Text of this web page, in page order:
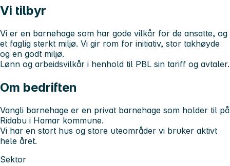
Vi tilbyr
Vi er en barnehage som har gode vilkår for de ansatte, og
et faglig sterkt miljø. Vi gir rom for initiativ, stor takhøyde
og en godt miljø.
Lønn og arbeidsvilkår i henhold til PBL sin tariff og avtaler.
Om bedriften
Vangli barnehage er en privat barnehage som holder til på
Ridabu i Hamar kommune.
Vi har en stort hus og store uteområder vi bruker aktivt
hele året.
Sektor